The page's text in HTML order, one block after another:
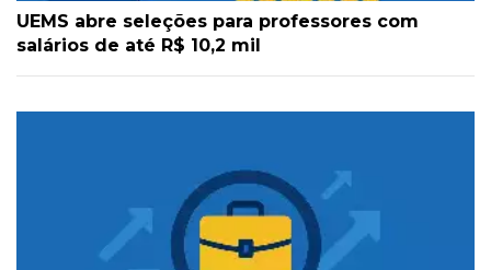
UEMS abre seleções para professores com
salários de até R$ 10,2 mil